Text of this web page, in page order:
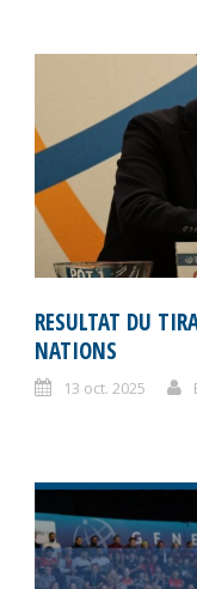
RESULTAT DU
NATIONS
13 oct. 2025